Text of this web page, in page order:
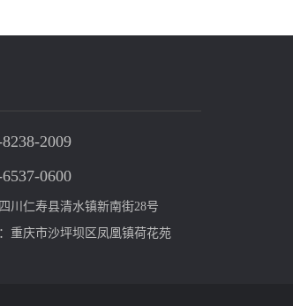
8238-2009
0600
川仁寿县清水镇新南街28号
重庆市沙坪坝区凤凰镇荷花苑